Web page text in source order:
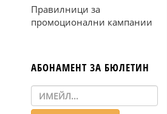
Правилници за
промоционални кампании
АБОНАМЕНТ ЗА БЮЛЕТИН